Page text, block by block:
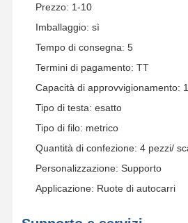
Prezzo: 1-10
Imballaggio: sì
Tempo di consegna: 5
Termini di pagamento: TT
Capacità di approvvigionamento:
Tipo di testa: esatto
Tipo di filo: metrico
Quantità di confezione: 4 pezzi/
Personalizzazione: Supporto
Applicazione: Ruote di autocarri